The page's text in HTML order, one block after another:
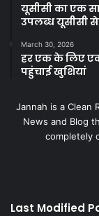
यूसीसी का एक
उपलब्ध यूसीसी
March 30, 2026
हर एक के लिए
पहुंचाई खुशियां
Jannah is a Clean
News and Blog
completely
Last Modified